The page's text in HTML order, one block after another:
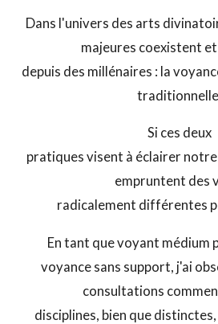
Dans l'univers des arts
majeures coexistent
depuis des millénaires : la
Si ces deux
pratiques visent à éclairer notre
empruntent des
radicalement différentes
En tant que voyant médium
voyance sans support, j'ai
consultations
disciplines, bien que